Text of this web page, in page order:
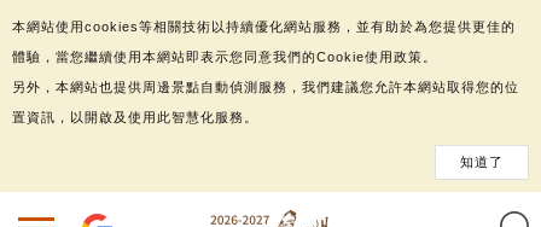
本網站使用cookies等相關技術以持續優化網站服務，並有助於為您提供更佳的
體驗，當您繼續使用本網站即表示您同意我們的Cookie使用政策。
另外，本網站也提供周邊景點自動偵測服務，我們建議您允許本網站取得您的位
置資訊，以開啟及使用此智慧化服務。
知道了